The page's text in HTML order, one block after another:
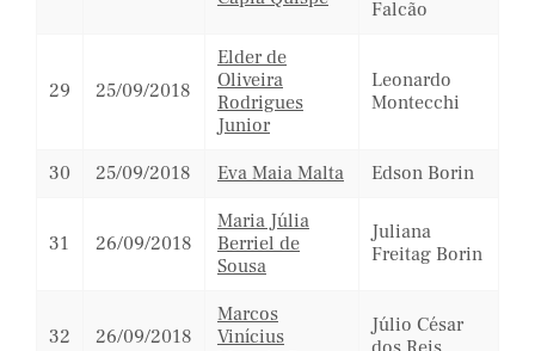
Falcão
29 25/09/2018
Elder de
Oliveira
Rodrigues
Junior
Leonardo
Montecchi
30 25/09/2018 Eva Maia Malta Edson Borin
31 26/09/2018
Maria Júlia
Berriel de
Sousa
Juliana
Freitag Borin
32 26/09/2018
Marcos
Vinícius
Júlio César